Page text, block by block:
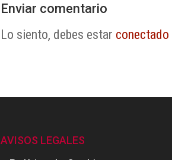
Enviar comentario
Lo siento, debes estar conectado
AVISOS LEGALES